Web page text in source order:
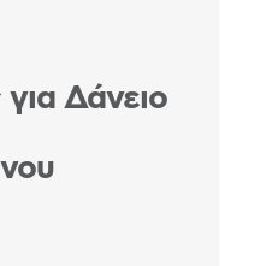
Δάνειο